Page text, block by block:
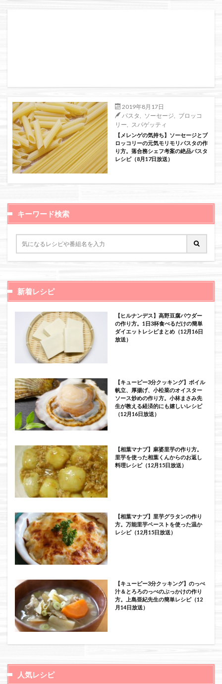
2019年8月17日
パスタ
ソーセージ
ブロッコ
リー
スパゲッティ
【メレンゲの気持ち】ソーセージとブ
ロッコリーの元気モリモリパスタの作
り方。落合務シェフ考案の絶品パスタ
レシピ（8月17日放送）
キーワード検索
新着レシピ
【ヒルナンデス】高野豆腐パウダー
の作り方。1日3杯食べるだけの簡単
ダイエットレシピまとめ（12月16日
放送）
【キューピー3分クッキング】ボイル
帆立、厚揚げ、小松菜のオイスター
ソース炒めの作り方。小林まさみ先
生が教える経済的にも嬉しいレシピ
（12月16日放送）
【相葉マナブ】麻婆里芋の作り方。
里芋を使った相葉くんからのお返し
料理レシピ（12月15日放送）
【相葉マナブ】里芋グラタンの作り
方。万能里芋ペーストを使った温か
レシピ（12月15日放送）
【キューピー3分クッキング】のっぺ
汁＆とろろのっぺのぶっかけの作り
方。上島亜紀先生の簡単レシピ（12
月14日放送）
人気レシピ